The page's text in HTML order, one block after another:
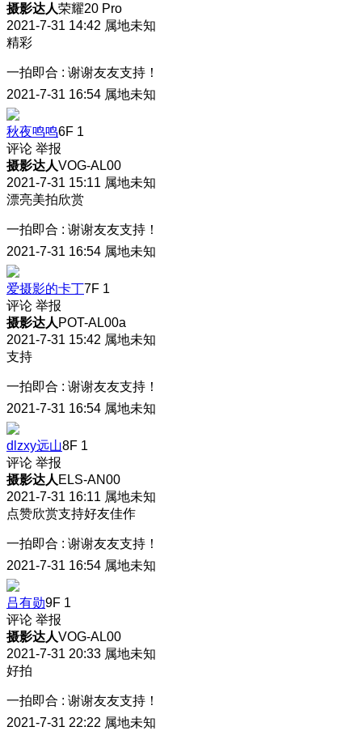
摄影达人荣耀20 Pro
2021-7-31 14:42 属地未知
精彩
一拍即合 : 谢谢友友支持！
2021-7-31 16:54 属地未知
秋夜鸣鸣6F 1
评论 举报
摄影达人VOG-AL00
2021-7-31 15:11 属地未知
漂亮美拍欣赏
一拍即合 : 谢谢友友支持！
2021-7-31 16:54 属地未知
爱摄影的卡丁7F 1
评论 举报
摄影达人 POT-AL00a
2021-7-31 15:42 属地未知
支持
一拍即合 : 谢谢友友支持！
2021-7-31 16:54 属地未知
dlzxy远山8F 1
评论 举报
摄影达人 ELS-AN00
2021-7-31 16:11 属地未知
点赞欣赏支持好友佳作
一拍即合 : 谢谢友友支持！
2021-7-31 16:54 属地未知
吕有勋9F 1
评论 举报
摄影达人VOG-AL00
2021-7-31 20:33 属地未知
好拍
一拍即合 : 谢谢友友支持！
2021-7-31 22:22 属地未知